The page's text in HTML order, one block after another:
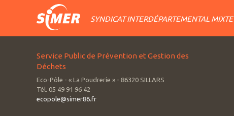
SYNDICAT INTERDÉPARTEMENTAL
Service Public de Prévention et Gestion des
Déchets
Eco-Pôle - « La Poudrerie » - 86320 SILLARS
Tél. 05 49 91 96 42
ecopole@simer86.fr